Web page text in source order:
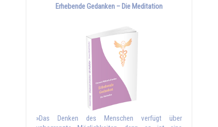
Erhebende Gedanken – Die Meditation
»Das Denken des Menschen verfügt über